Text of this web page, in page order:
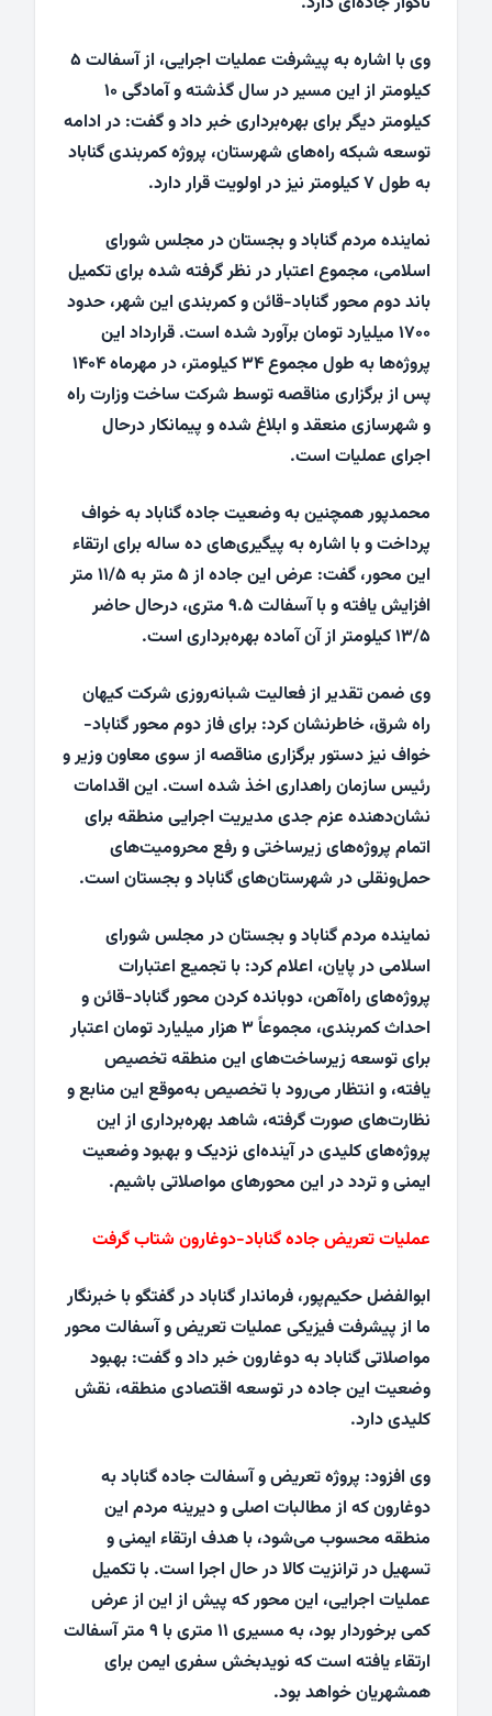
وی با اشاره به پیشرفت عملیات اجرایی، از آسفالت ۵
کیلومتر از این مسیر در سال گذشته و آمادگی ۱۰
کیلومتر دیگر برای بهره‌برداری خبر داد و گفت: در ادامه
توسعه شبکه راه‌های شهرستان، پروژه کمربندی گناباد
به طول ۷ کیلومتر نیز در اولویت قرار دارد.
نماینده مردم گناباد و بجستان در مجلس شورای
اسلامی، مجموع اعتبار در نظر گرفته شده برای تکمیل
باند دوم محور گناباد-قائن و کمربندی این شهر، حدود
۱۷۰۰ میلیارد تومان برآورد شده است. قرارداد این
پروژه‌ها به طول مجموع ۳۴ کیلومتر، در مهرماه ۱۴۰۴
پس از برگزاری مناقصه توسط شرکت ساخت وزارت راه
و شهرسازی منعقد و ابلاغ شده و پیمانکار درحال
اجرای عملیات است.
محمدپور همچنین به وضعیت جاده گناباد به خواف
پرداخت و با اشاره به پیگیری‌های ده ساله برای ارتقاء
این محور، گفت: عرض این جاده از ۵ متر به ۱۱/۵ متر
افزایش یافته و با آسفالت ۹.۵ متری، درحال حاضر
۱۳/۵ کیلومتر از آن آماده بهره‌برداری است.
وی ضمن تقدیر از فعالیت شبانه‌روزی شرکت کیهان
راه شرق، خاطرنشان کرد: برای فاز دوم محور گناباد-
خواف نیز دستور برگزاری مناقصه از سوی معاون وزیر و
رئیس سازمان راهداری اخذ شده است. این اقدامات
نشان‌دهنده عزم جدی مدیریت اجرایی منطقه برای
اتمام پروژه‌های زیرساختی و رفع محرومیت‌های
حمل‌ونقلی در شهرستان‌های گناباد و بجستان است.
نماینده مردم گناباد و بجستان در مجلس شورای
اسلامی در پایان، اعلام کرد: با تجمیع اعتبارات
پروژه‌های راه‌آهن، دوبانده کردن محور گناباد-قائن و
احداث کمربندی، مجموعاً ۳ هزار میلیارد تومان اعتبار
برای توسعه زیرساخت‌های این منطقه تخصیص
یافته، و انتظار می‌رود با تخصیص به‌موقع این منابع و
نظارت‌های صورت گرفته، شاهد بهره‌برداری از این
پروژه‌های کلیدی در آینده‌ای نزدیک و بهبود وضعیت
ایمنی و تردد در این محورهای مواصلاتی باشیم.
عملیات تعریض جاده گناباد-دوغارون شتاب گرفت
ابوالفضل حکیم‌پور، فرماندار گناباد در گفتگو با خبرنگار
ما از پیشرفت فیزیکی عملیات تعریض و آسفالت محور
مواصلاتی گناباد به دوغارون خبر داد و گفت: بهبود
وضعیت این جاده در توسعه اقتصادی منطقه، نقش
کلیدی دارد.
وی افزود: پروژه تعریض و آسفالت جاده گناباد به
دوغارون که از مطالبات اصلی و دیرینه مردم این
منطقه محسوب می‌شود، با هدف ارتقاء ایمنی و
تسهیل در ترانزیت کالا در حال اجرا است. با تکمیل
عملیات اجرایی، این محور که پیش از این از عرض
کمی برخوردار بود، به مسیری ۱۱ متری با ۹ متر آسفالت
ارتقاء یافته است که نویدبخش سفری ایمن برای
همشهریان خواهد بود.